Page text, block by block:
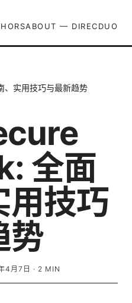
ABOUT — DIRECDUO
实用技巧与最新趋势
全面
用技巧
势
4月7日 · 2 MIN